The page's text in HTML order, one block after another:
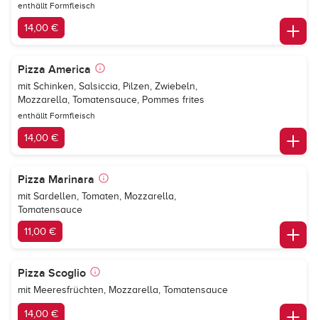
enthällt Formfleisch
14,00 €
Pizza America
mit Schinken, Salsiccia, Pilzen, Zwiebeln,
Mozzarella, Tomatensauce, Pommes frites
enthällt Formfleisch
14,00 €
Pizza Marinara
mit Sardellen, Tomaten, Mozzarella,
Tomatensauce
11,00 €
Pizza Scoglio
mit Meeresfrüchten, Mozzarella, Tomatensauce
14,00 €